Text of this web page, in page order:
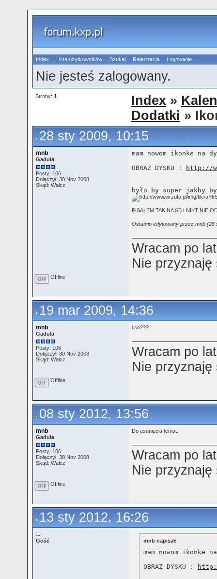
Index Lista użytkowników Szukaj Rejestracja Logowanie
Nie jesteś zalogowany.
Strony: 1 Index »
Dodatki »
28 sty 2009, 10:15
mnb
Gaduła
Posty: 106
Dołączył: 30 Nov 2008
Skąd: Wałcz
mam nowom ikonke na
OBRAZ DYSKU :
http://
było by super jakby
PISAŁEM TAK NA SB I NIKT NIE
Ostatnio edytowany przez mnb (28
Wracam po
Nie
Offline
19 mar 2009, 14:36
mnb
Gaduła
Posty: 106
Dołączył: 30 Nov 2008
Skąd: Wałcz
i co???
Wracam po
Nie
Offline
08 sty 2012, 13:56
mnb
Gaduła
Posty: 106
Dołączył: 30 Nov 2008
Skąd: Wałcz
Do usunięcia temat.
Wracam po
Nie
Offline
13 sty 2012, 16:26
...
Gość mnb napisał:
mam nowom ikonke
OBRAZ DYSKU :